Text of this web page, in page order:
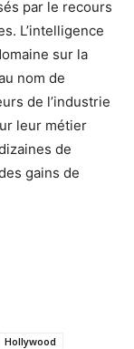
par le recours
L’intelligence
sur la
nom de
de l’industrie
leur métier
de
gains de
Hollywood